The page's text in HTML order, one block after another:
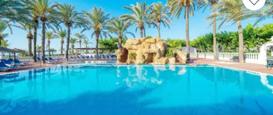
Camping Aquitaine
Camping Dordogne
Camping Carsac-Aillac
Camping Les Eyzies-de-Tayac-Sireuil
Camping Sarlat
Camping Gironde
Camping Bordeaux
Camping Carcans